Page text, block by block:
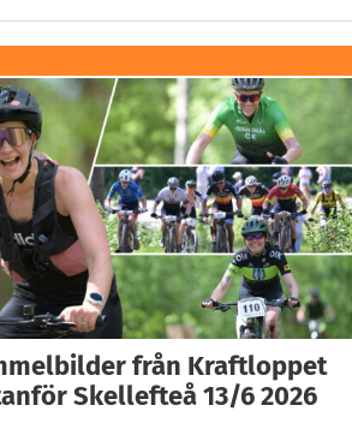
från Kraftloppet
Skellefteå 13/6 2026